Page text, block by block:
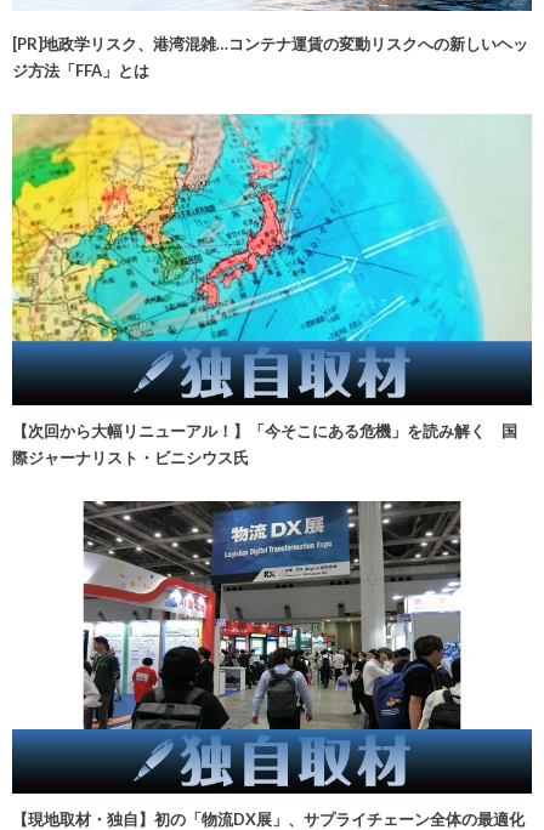
[PR]地政学リスク、港湾混雑…コンテナ運賃の変動リスクへの新しいヘッ
ジ方法「FFA」とは
【次回から大幅リニューアル！】「今そこにある危機」を読み解く 国
際ジャーナリスト・ビニシウス氏
【現地取材・独自】初の「物流DX展」、サプライチェーン全体の最適化